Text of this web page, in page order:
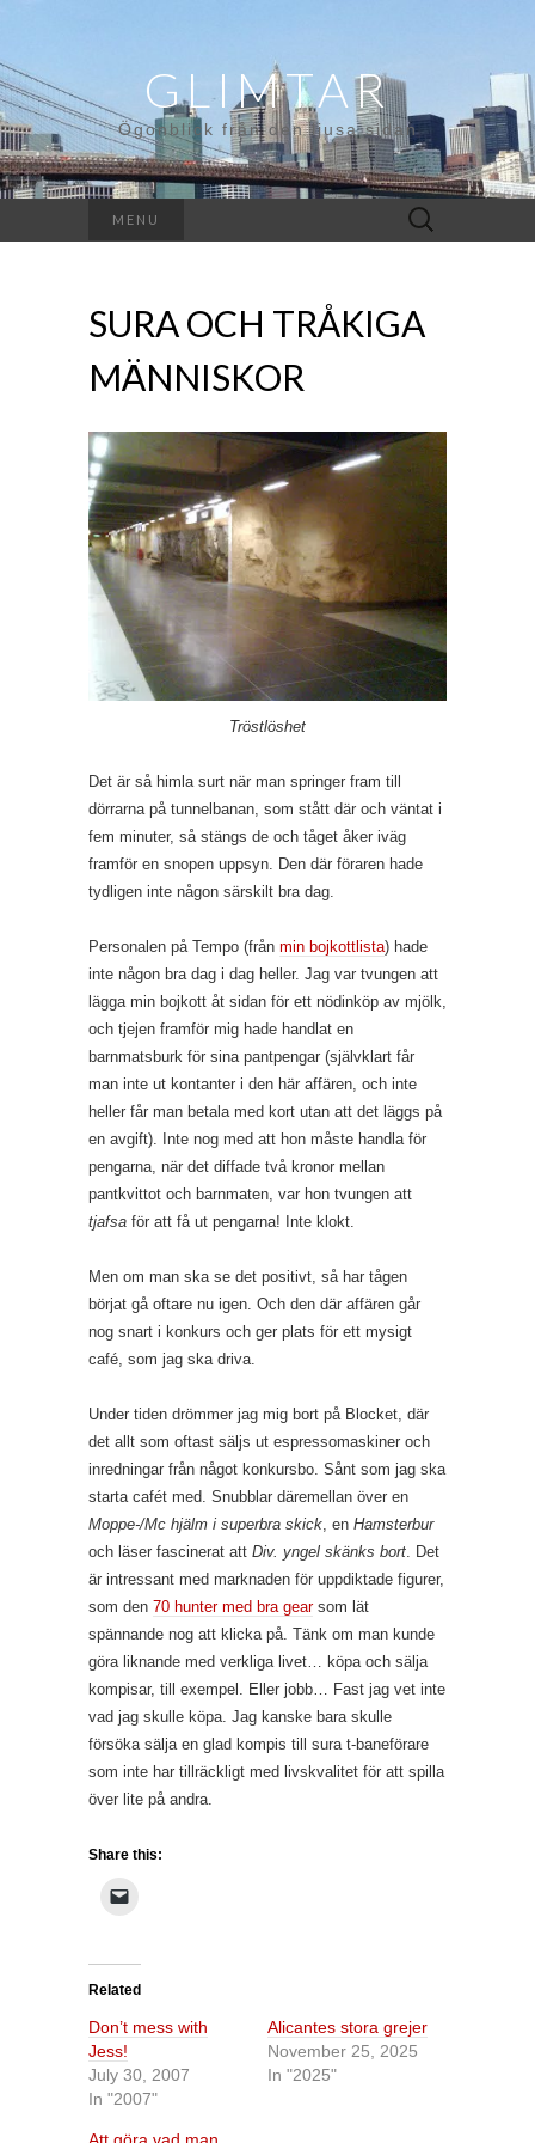
GLIMTAR
Ögonblick från den ljusa sidan
MENU
Search
for:
SURA OCH TRÅKIGA
MÄNNISKOR
Tröstlöshet
Det är så himla surt när man springer fram till
dörrarna på tunnelbanan, som stått där och väntat i
fem minuter, så stängs de och tåget åker iväg
framför en snopen uppsyn. Den där föraren hade
tydligen inte någon särskilt bra dag.
Personalen på Tempo (från min bojkottlista) hade
inte någon bra dag i dag heller. Jag var tvungen att
lägga min bojkott åt sidan för ett nödinköp av mjölk,
och tjejen framför mig hade handlat en
barnmatsburk för sina pantpengar (självklart får
man inte ut kontanter i den här affären, och inte
heller får man betala med kort utan att det läggs på
en avgift). Inte nog med att hon måste handla för
pengarna, när det diffade två kronor mellan
pantkvittot och barnmaten, var hon tvungen att
tjafsa för att få ut pengarna! Inte klokt.
Men om man ska se det positivt, så har tågen
börjat gå oftare nu igen. Och den där affären går
nog snart i konkurs och ger plats för ett mysigt
café, som jag ska driva.
Under tiden drömmer jag mig bort på Blocket, där
det allt som oftast säljs ut espressomaskiner och
inredningar från något konkursbo. Sånt som jag ska
starta cafét med. Snubblar däremellan över en
Moppe-/Mc hjälm i superbra skick, en Hamsterbur
och läser fascinerat att Div. yngel skänks bort. Det
är intressant med marknaden för uppdiktade figurer,
som den 70 hunter med bra gearsom lät
spännande nog att klicka på. Tänk om man kunde
göra liknande med verkliga livet… köpa och sälja
kompisar, till exempel. Eller jobb… Fast jag vet inte
vad jag skulle köpa. Jag kanske bara skulle
försöka sälja en glad kompis till sura t-baneförare
som inte har tillräckligt med livskvalitet för att spilla
över lite på andra.
Share this:
Related
Don’t mess with
Jess!
July 30, 2007
In "2007"
Alicantes stora grejer
November 25, 2025
In "2025"